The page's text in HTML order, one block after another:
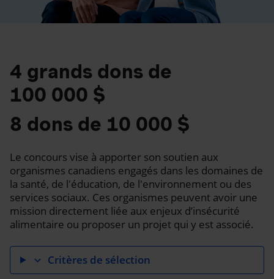
4 grands dons de
100 000 $
8 dons de 10 000 $
Le concours vise à apporter son soutien aux
organismes canadiens engagés dans les domaines de
la santé, de l'éducation, de l'environnement ou des
services sociaux. Ces organismes peuvent avoir une
mission directement liée aux enjeux d’insécurité
alimentaire ou proposer un projet qui y est associé.
expand_more Critères de sélection